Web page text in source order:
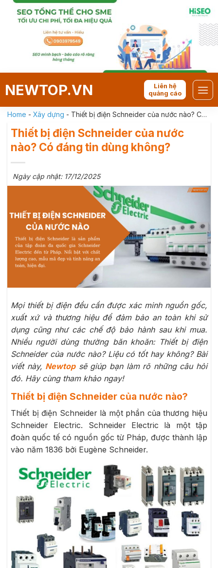
Skip
NEWTOP.VN
Liên hệ
quảng cáo
Home - Xây dựng - Thiết bị điện Schneider của nước nào? Có
đáng tin dùng không?
Thiết bị điện Schneider của nước
nào? Có đáng tin dùng không?
Ngày cập nhật: 17/12/2025
Mọi thiết bị điện đều cần được xác minh nguồn gốc,
xuất xứ và thương hiệu để đảm bảo an toàn khi sử
dụng cũng như các chế độ bảo hành sau khi mua.
Nhiều người dùng thường băn khoăn: Thiết bị điện
Schneider của nước nào? Liệu có tốt hay không? Bài
viết này, Newtopsẽ giúp bạn làm rõ những câu hỏi
đó. Hãy cùng tham khảo ngay!
Thiết bị điện Schneider của nước nào?
Thiết bị điện Schneider là một phần của thương hiệu
Schneider Electric. Schneider Electric là một tập
đoàn quốc tế có nguồn gốc từ Pháp, được thành lập
vào năm 1836 bởi Eugène Schneider.